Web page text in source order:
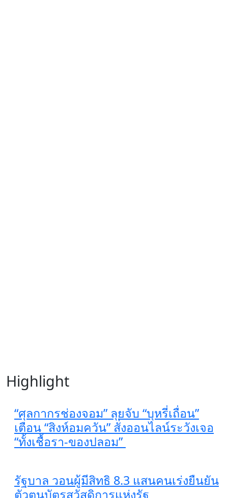
Highlight
“ศุลกากรช่องจอม” ลุยจับ “บุหรี่เถื่อน”
เตือน “สิงห์อมควัน” สั่งออนไลน์ระวังเจอ
“ทั้งเชื้อรา-ของปลอม”
รัฐบาล วอนผู้มีสิทธิ 8.3 แสนคนเร่งยืนยัน
ตัวตนบัตรสวัสดิการแห่งรัฐ